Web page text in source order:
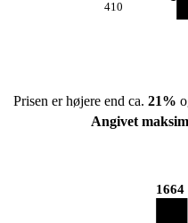
410
Prisen er højere end ca. 21%
Angivet
1664